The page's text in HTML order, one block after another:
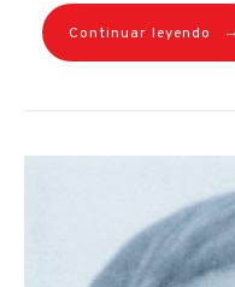
Continuar leyendo →